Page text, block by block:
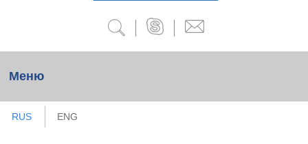
Меню
RUS ENG